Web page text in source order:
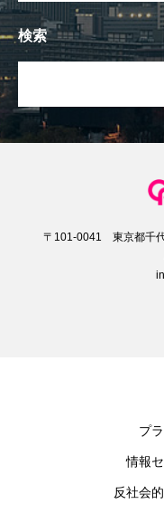
検索
〒101-0041 東京都千
プ
情報
反社会